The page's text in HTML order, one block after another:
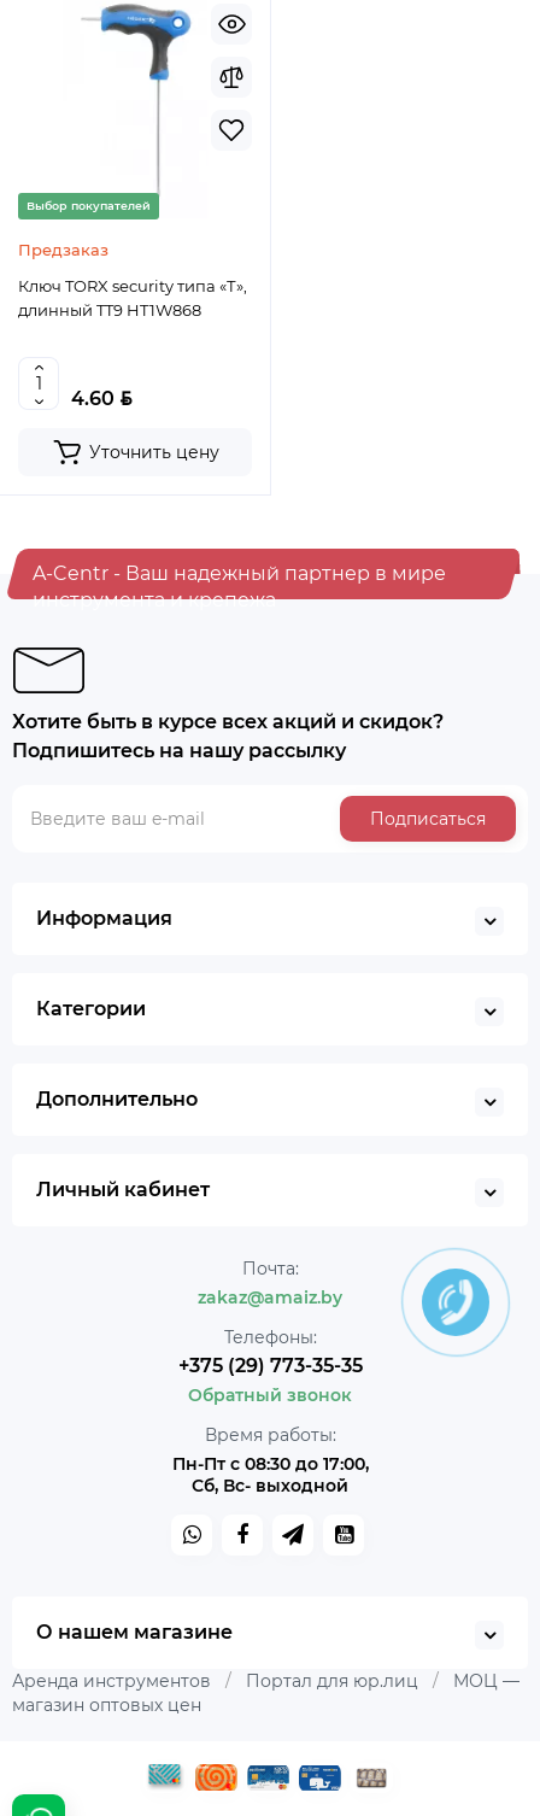
Выбор покупателей
Предзаказ
Ключ TORX security типа «Т»,
длинный TT9 HT1W868
4.60 BYN
Уточнить цену
A-Centr - Ваш надежный партнер в мире
инструмента и крепежа
Хотите быть в курсе всех акций и скидок?
Подпишитесь на нашу рассылку
Подписаться
Информация
Категории
Дополнительно
Личный кабинет
Почта:
zakaz@amaiz.by
Телефоны:
+375 (29) 773-35-35
Обратный звонок
Время работы:
Пн-Пт с 08:30 до 17:00,
Сб, Вс- выходной
О нашем магазине
Аренда инструментов / Портал для юр.лиц /
МОЦ —
магазин оптовых цен